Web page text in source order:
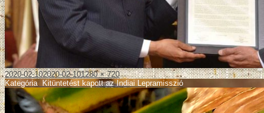
2020-02-102020-02-101280 × 720
Kategória: Kitüntetést kapott az Indiai Lepramisszió